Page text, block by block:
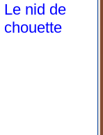
Le nid de
chouette